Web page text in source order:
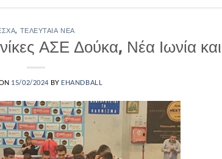
, ΤΕΛΕΥΤΑΊΑ ΝΈΑ
ΑΣΕ Δούκα, Νέα Ιωνία και
15/02/2024 BY EHANDBALL